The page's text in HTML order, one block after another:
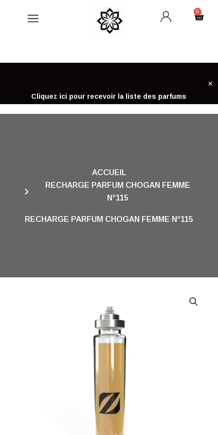
0
Cart
Cliquez ici pour recevoir la liste des parfums
×
ACCUEIL
RECHARGE PARFUM CHOGAN FEMME
N°115
RECHARGE PARFUM CHOGAN FEMME N°115